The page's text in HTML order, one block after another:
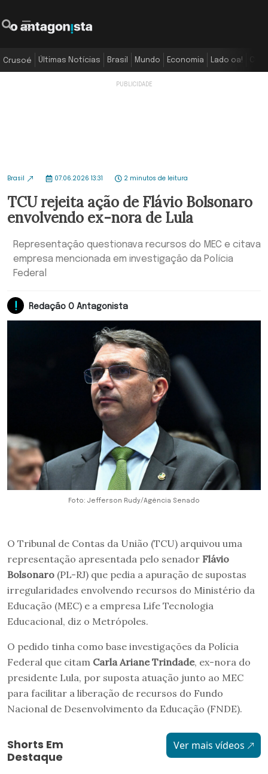
Crusoé Últimas Notícias Brasil Mundo Economia Lado oa!
Brasil 07.06.2026 13:31 2 minutos de leitura
TCU rejeita ação de Flávio Bolsonaro
envolvendo ex-nora de Lula
Representação questionava recursos do MEC e citava
empresa mencionada em investigação da Polícia
Federal
Redação O Antagonista
Foto: Jefferson Rudy/Agência Senado
O Tribunal de Contas da União (TCU) arquivou uma
representação apresentada pelo senador Flávio
Bolsonaro (PL-RJ) que pedia a apuração de supostas
irregularidades envolvendo recursos do Ministério da
Educação (MEC) e a empresa Life Tecnologia
Educacional, diz o Metrópoles.
O pedido tinha como base investigações da Polícia
Federal que citam Carla Ariane Trindade, ex-nora do
presidente Lula, por suposta atuação junto ao MEC
para facilitar a liberação de recursos do Fundo
Nacional de Desenvolvimento da Educação (FNDE).
Shorts Em
Destaque
Ver mais vídeos